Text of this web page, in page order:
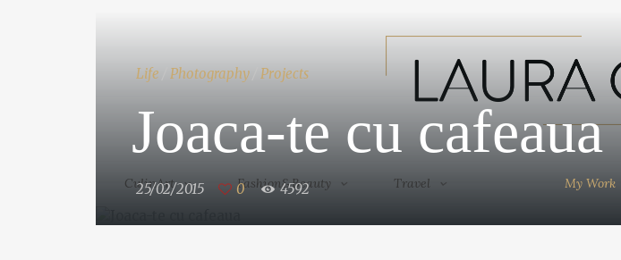
Travel My Work
CulinArt Fashion&Beauty Travel My Work
Life Photography Projects
Joaca-te cu cafeaua
25/02/2015 0 4592